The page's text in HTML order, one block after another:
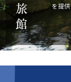
旅
館
を提